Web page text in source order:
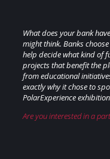
What does your bank
might think. Banks
help decide what kind of
projects that benefit the
from educational
exactly why it chose to
PolarExperience
Are you interested in a